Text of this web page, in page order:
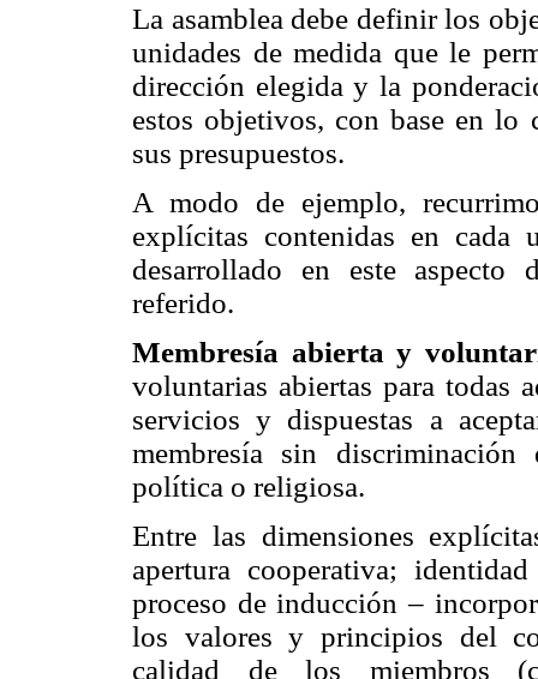
La asamblea debe definir los
unidades de medida que le
dirección elegida y la
estos objetivos, con base en lo
sus presupuestos.
A modo de ejemplo,
explícitas contenidas en
desarrollado en este aspecto
referido.
Membresía abierta y
voluntarias abiertas para todas
servicios y dispuestas a
membresía sin
política o religiosa.
Entre las dimensiones
apertura cooperativa;
proceso de inducción –
los valores y principios del
calidad de los miembros